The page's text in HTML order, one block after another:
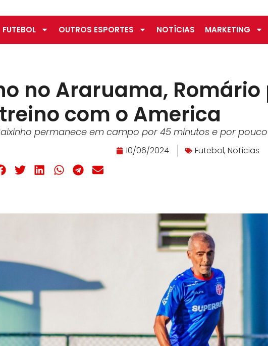
FUTEBOL OUTROS ESPORTES NOTÍCIAS MARKETING
no Araruama,
com o America
permanece em campo por 45 minutos e por
10/06/2024 Futebol, Notícias